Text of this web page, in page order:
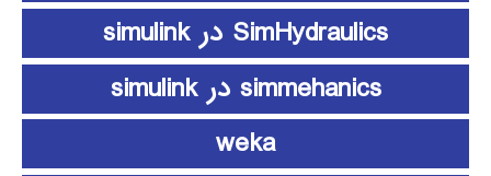
SimHydraulics در simulink
simmehanics در simulink
weka